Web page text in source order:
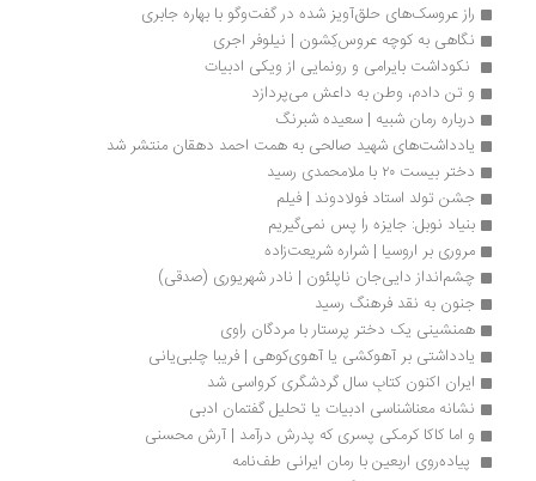
راز عروسک‌های حلق‌آویز شده در گفت‌وگو با بهاره جابری
نگاهی به کوچه‌ عروس‌کِشون | نیلوفر اجری
نکوداشت بایرامی و رونمایی از ویکی ادبیات
و تن دادم، وطن به داعش می‌پردازد
درباره رمان شبیه | سعیده شبرنگ
یادداشت‌های شهید صالحی به همت احمد دهقان منتشر شد
دختر بیست ۲۰ با ملامحمدی رسید
جشن تولد استاد فولادوند | فیلم
بنیاد نوبل: جایزه را پس نمی‌گیریم
مروری بر اروسیا | شراره شریعت‌زاده
چشم‌انداز دایی‌جان ناپلئون | نادر شهریوری (صدقی)
جنون به نقد فرهنگ رسید
همنشینی یک دختر پرستار با مردگان راوی
یادداشتی بر آهوکشی‌ یا آهوی‌کوهی | فریبا چلبی‌یانی
ایران اکنون کتابِ سال گردشگری کرواسی شد
نشانه معناشناسی ادبیات یا تحلیل گفتمان ادبی
و اما کاکا کرمکی پسری که پدرش درآمد | آرش محسنی
پیاده‌‌روی اربعین با رمان ایرانی طف‌نامه